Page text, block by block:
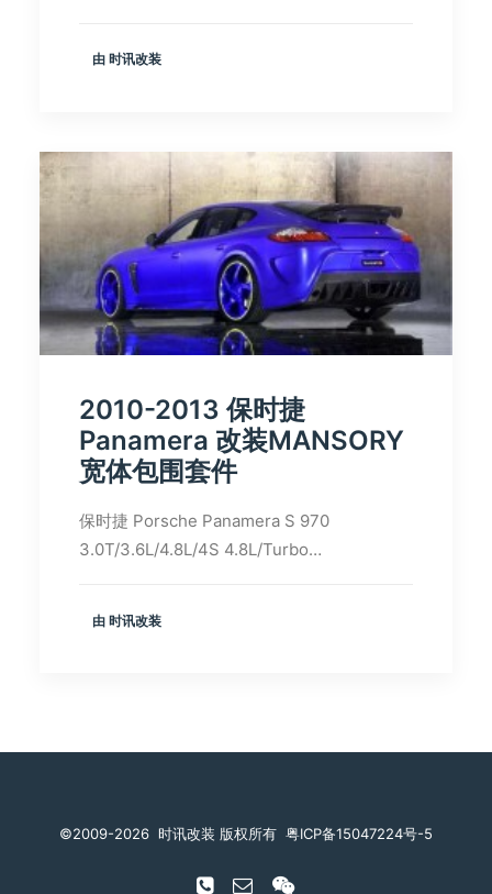
由 时讯改装
2010-2013 保时捷
Panamera 改装MANSORY
宽体包围套件
保时捷 Porsche Panamera S 970
3.0T/3.6L/4.8L/4S 4.8L/Turbo…
由 时讯改装
©️2009-2026 时讯改装 版权所有 粤ICP备15047224号-5